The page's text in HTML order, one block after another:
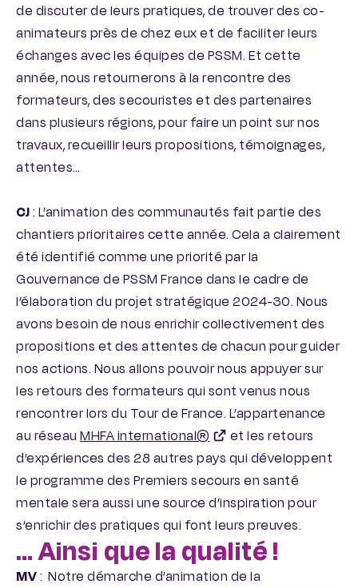
de discuter de leurs pratiques, de trouver des co-
animateurs près de chez eux et de faciliter leurs
échanges avec les équipes de PSSM. Et cette
année, nous retournerons à la rencontre des
formateurs, des secouristes et des partenaires
dans plusieurs régions, pour faire un point sur nos
travaux, recueillir leurs propositions, témoignages,
attentes…
CJ: L’animation des communautés fait partie des
chantiers prioritaires cette année. Cela a clairement
été identifié comme une priorité par la
Gouvernance de PSSM France dans le cadre de
l’élaboration du projet stratégique 2024-30. Nous
avons besoin de nous enrichir collectivement des
propositions et des attentes de chacun pour guider
nos actions. Nous allons pouvoir nous appuyer sur
les retours des formateurs qui sont venus nous
rencontrer lors du Tour de France. L’appartenance
au réseau MHFA international®
et les retours
d’expériences des 28 autres pays qui développent
le programme des Premiers secours en santé
mentale sera aussi une source d’inspiration pour
s’enrichir des pratiques qui font leurs preuves.
… Ainsi que la qualité !
MV: Notre démarche d’animation de la